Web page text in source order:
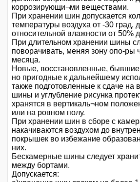
коррозирующи¬ми веществами.
При хранении шин допускается
температуры воздуха от -30 град,
относительной влажности от 50%
При длительном хранении шины
поворачивать, меняя зону опо-ры
месяца.
Новые, восстановленные, бывшие
но пригодные к дальнейшему
также подготовленные к сдаче на
шины и углубление рисунка
хранятся в вертикаль¬ном
или на ровном полу.
При хранении шин в сборе с
накачиваются воздухом до
покрышек во избежание
них.
Бескамерные шины следует
между бортами.
Допускается: